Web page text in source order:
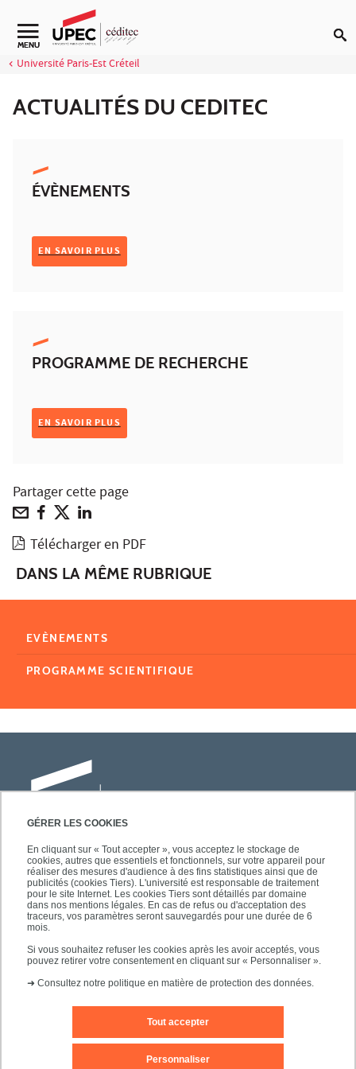
GÉRER LES COOKIES
En cliquant sur « Tout accepter », vous acceptez le stockage de
cookies, autres que essentiels et fonctionnels, sur votre appareil pour
réaliser des mesures d'audience à des fins statistiques ainsi que de
publicités (cookies Tiers). L'université est responsable de traitement
pour le site Internet. Les cookies Tiers sont détaillés par domaine
dans nos mentions légales. En cas de refus ou d'acceptation des
traceurs, vos paramètres seront sauvegardés pour une durée de 6
mois.
Si vous souhaitez refuser les cookies après les avoir acceptés, vous
pouvez retirer votre consentement en cliquant sur « Personnaliser ».
➜ Consultez notre politique en matière de protection des données.
Tout accepter
Personnaliser
Aller au contenu
Navigation secondaire
MENU
Université Paris-Est Créteil
ACTUALITÉS DU CEDITEC
ÉVÈNEMENTS
EN SAVOIR PLUS
PROGRAMME DE RECHERCHE
EN SAVOIR PLUS
Partager cette page
Télécharger en PDF
DANS LA MÊME RUBRIQUE
EVÈNEMENTS
PROGRAMME SCIENTIFIQUE
Université Paris-Est Créteil
Faculté des lettres, langues et sciences
humaines
61, avenue du Général de Gaulle
94010 Créteil
Editeur du site